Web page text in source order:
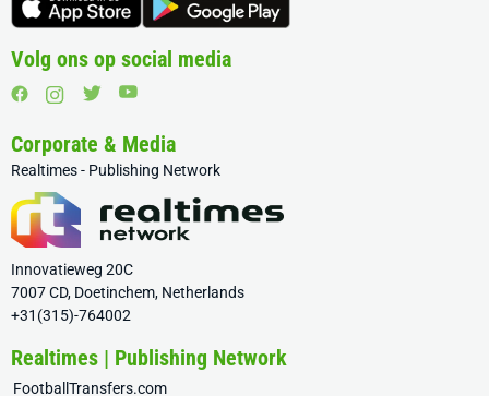
Volg ons op social media
Corporate & Media
Realtimes - Publishing Network
Innovatieweg 20C
7007 CD, Doetinchem, Netherlands
+31(315)-764002
Realtimes | Publishing Network
FootballTransfers.com